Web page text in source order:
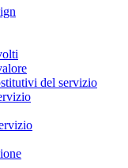
del servizio